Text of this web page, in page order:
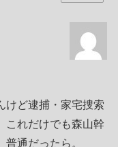
けど逮捕・家宅捜索
これだけでも森山幹
通だったら。